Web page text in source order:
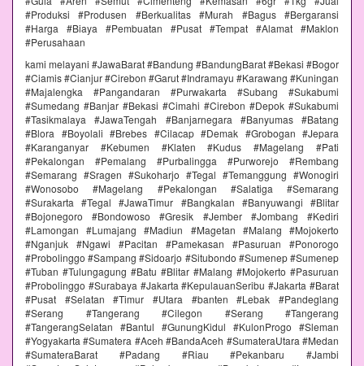
#Produksi #Produsen #Berkualitas #Murah #Bagus #Bergaransi
#Harga #Biaya #Pembuatan #Pusat #Tempat #Alamat #Maklon
#Perusahaan
kami melayani #JawaBarat #Bandung #BandungBarat #Bekasi #Bogor
#Ciamis #Cianjur #Cirebon #Garut #Indramayu #Karawang #Kuningan
#Majalengka #Pangandaran #Purwakarta #Subang #Sukabumi
#Sumedang #Banjar #Bekasi #Cimahi #Cirebon #Depok #Sukabumi
#Tasikmalaya #JawaTengah #Banjarnegara #Banyumas #Batang
#Blora #Boyolali #Brebes #Cilacap #Demak #Grobogan #Jepara
#Karanganyar #Kebumen #Klaten #Kudus #Magelang #Pati
#Pekalongan #Pemalang #Purbalingga #Purworejo #Rembang
#Semarang #Sragen #Sukoharjo #Tegal #Temanggung #Wonogiri
#Wonosobo #Magelang #Pekalongan #Salatiga #Semarang
#Surakarta #Tegal #JawaTimur #Bangkalan #Banyuwangi #Blitar
#Bojonegoro #Bondowoso #Gresik #Jember #Jombang #Kediri
#Lamongan #Lumajang #Madiun #Magetan #Malang #Mojokerto
#Nganjuk #Ngawi #Pacitan #Pamekasan #Pasuruan #Ponorogo
#Probolinggo #Sampang #Sidoarjo #Situbondo #Sumenep #Sumenep
#Tuban #Tulungagung #Batu #Blitar #Malang #Mojokerto #Pasuruan
#Probolinggo #Surabaya #Jakarta #KepulauanSeribu #Jakarta #Barat
#Pusat #Selatan #Timur #Utara #banten #Lebak #Pandeglang
#Serang #Tangerang #Cilegon #Serang #Tangerang
#TangerangSelatan #Bantul #GunungKidul #KulonProgo #Sleman
#Yogyakarta #Sumatera #Aceh #BandaAceh #SumateraUtara #Medan
#SumateraBarat #Padang #Riau #Pekanbaru #Jambi